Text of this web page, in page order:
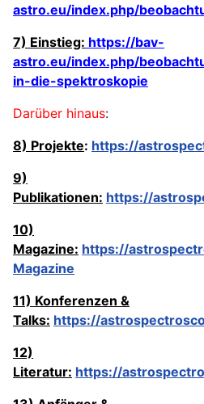
astro.eu/index.php/
7) Einstieg: https://bav-
astro.eu/index.php/
in-die-spektroskopie
Darüber hinaus:
8) Projekte: https://
9)
Publikationen: https://
10)
Magazine: https://
Magazine
11) Konferenzen &
Talks: https://
12)
Literatur: https://